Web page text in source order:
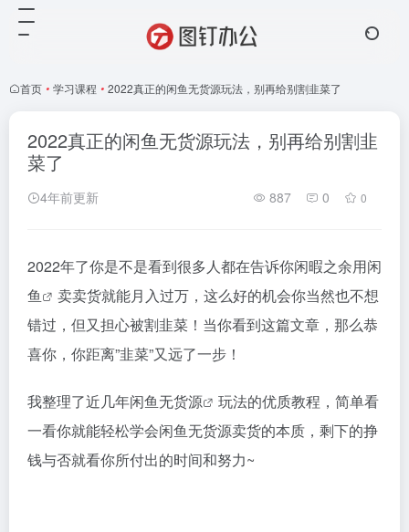
首页 • 学习课程 • 2022真正的闲鱼无货源玩法，别再给别割韭菜了
2022真正的闲鱼无货源玩法，别再给别割韭
菜了
4年前更新 887 0 0
2022年了你是不是看到很多人都在告诉你闲暇之余用闲
鱼
卖卖货就能月入过万，这么好的机会你当然也不想
错过，但又担心被割韭菜！当你看到这篇文章，那么恭
喜你，你距离”韭菜”又远了一步！
我整理了近几年闲鱼无货源
玩法的优质教程，简单看
一看你就能轻松学会闲鱼无货源卖货的本质，剩下的挣
钱与否就看你所付出的时间和努力~